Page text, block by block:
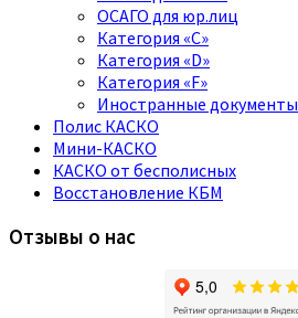
ОСАГО для юр.лиц
Категория «C»
Категория «D»
Категория «F»
Иностранные документы
Полис КАСКО
Мини-КАСКО
КАСКО от бесполисных
Восстановление КБМ
Отзывы о нас